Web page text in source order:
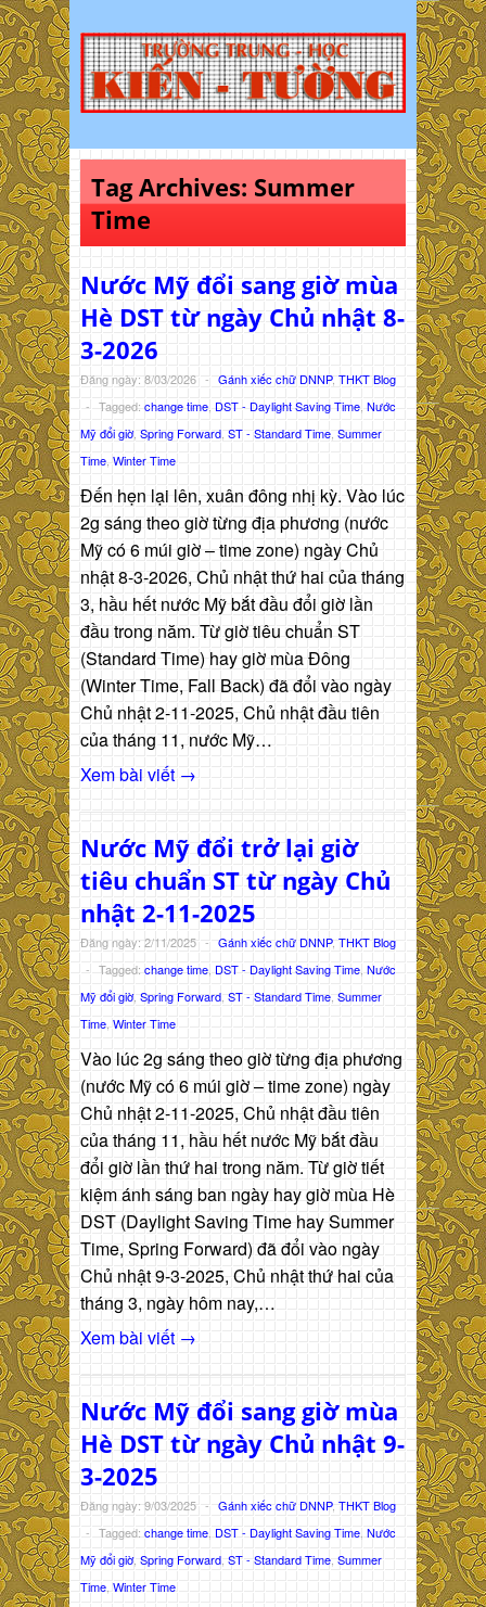
Tag Archives: Summer
Time
Nước Mỹ đổi sang giờ mùa
Hè DST từ ngày Chủ nhật 8-
3-2026
Đăng ngày: 8/03/2026 - Gánh xiếc chữ DNNP, THKT Blog
- Tagged: change time DST - Daylight Saving Time Nước
Mỹ đổi giờ Spring Forward ST - Standard Time Summer
Time Winter Time
Đến hẹn lại lên, xuân đông nhị kỳ. Vào lúc
2g sáng theo giờ từng địa phương (nước
Mỹ có 6 múi giờ – time zone) ngày Chủ
nhật 8-3-2026, Chủ nhật thứ hai của tháng
3, hầu hết nước Mỹ bắt đầu đổi giờ lần
đầu trong năm. Từ giờ tiêu chuẩn ST
(Standard Time) hay giờ mùa Đông
(Winter Time, Fall Back) đã đổi vào ngày
Chủ nhật 2-11-2025, Chủ nhật đầu tiên
của tháng 11, nước Mỹ…
Xem bài viết →
Nước Mỹ đổi trở lại giờ
tiêu chuẩn ST từ ngày Chủ
nhật 2-11-2025
Đăng ngày: 2/11/2025 - Gánh xiếc chữ DNNP, THKT Blog
- Tagged: change time, DST - Daylight Saving Time, Nước
Mỹ đổi giờ, Spring Forward ST - Standard Time Summer
Time, Winter Time
Vào lúc 2g sáng theo giờ từng địa phương
(nước Mỹ có 6 múi giờ – time zone) ngày
Chủ nhật 2-11-2025, Chủ nhật đầu tiên
của tháng 11, hầu hết nước Mỹ bắt đầu
đổi giờ lần thứ hai trong năm. Từ giờ tiết
kiệm ánh sáng ban ngày hay giờ mùa Hè
DST (Daylight Saving Time hay Summer
Time, Spring Forward) đã đổi vào ngày
Chủ nhật 9-3-2025, Chủ nhật thứ hai của
tháng 3, ngày hôm nay,…
Xem bài viết →
Nước Mỹ đổi sang giờ mùa
Hè DST từ ngày Chủ nhật 9-
3-2025
Đăng ngày: 9/03/2025 - Gánh xiếc chữ DNNP, THKT Blog
- Tagged: change time, DST - Daylight Saving Time, Nước
Mỹ đổi giờ, Spring Forward ST - Standard Time Summer
Time Winter Time